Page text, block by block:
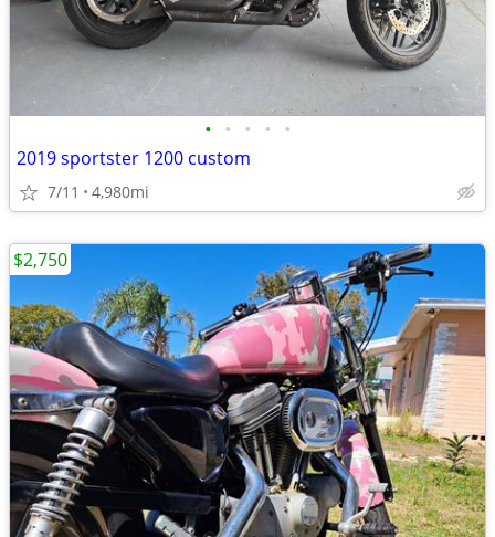
• • • • •
2019 sportster 1200 custom
7/11 4,980mi
$2,750